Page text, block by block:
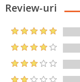
Review-uri